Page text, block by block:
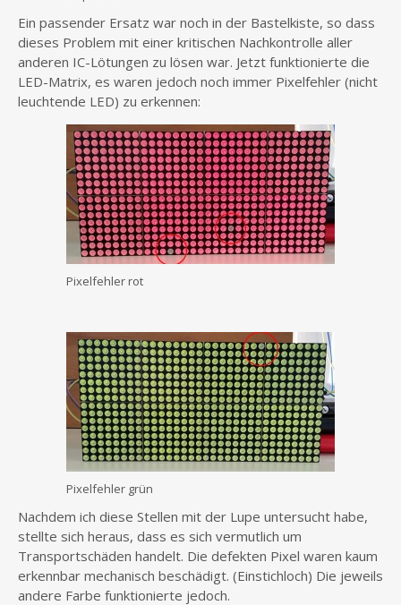
Ein passender Ersatz war noch in der Bastelkiste, so dass
dieses Problem mit einer kritischen Nachkontrolle aller
anderen IC-Lötungen zu lösen war. Jetzt funktionierte die
LED-Matrix, es waren jedoch noch immer Pixelfehler (nicht
leuchtende LED) zu erkennen:
Pixelfehler rot
Pixelfehler grün
Nachdem ich diese Stellen mit der Lupe untersucht habe,
stellte sich heraus, dass es sich vermutlich um
Transportschäden handelt. Die defekten Pixel waren kaum
erkennbar mechanisch beschädigt. (Einstichloch) Die jeweils
andere Farbe funktionierte jedoch.